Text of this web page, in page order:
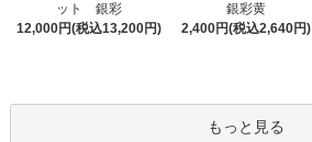
ット 銀彩
12,000円(税込13,200円)
銀彩黄
2,400円(税込2,640円)
もっと見る